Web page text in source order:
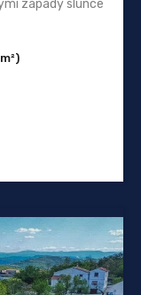
západy slunce